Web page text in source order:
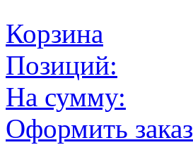
Корзина
Позиций:
На сумму:
Оформить заказ